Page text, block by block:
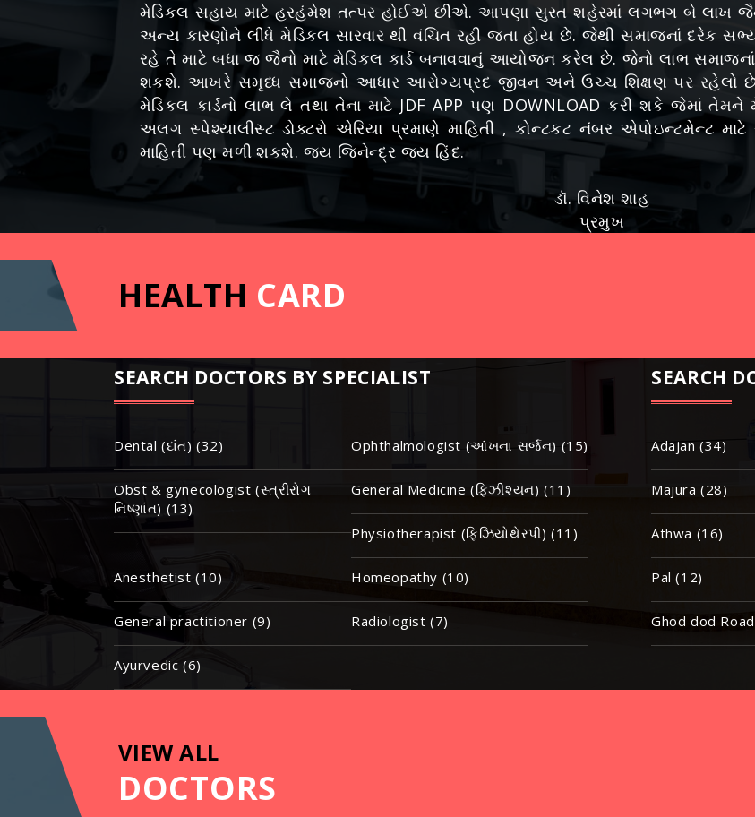
મેડિકલ સહાય માટે હરહંમેશ તત્પર હોઈએ છીએ. આપણા સુરત શહેરમાં લગભગ બે લાખ
અન્ય કારણોને લીધે મેડિકલ સારવાર થી વંચિત રહી જતા હોય છે. જેથી સમાજનાં દરેક
રહે તે માટે બધા જ જૈનો માટે મેડિકલ કાર્ડ બનાવવાનું આયોજન કરેલ છે. જેનો લાભ
શકશે. આખરે સમૃધ્ધ સમાજનો આધાર આરોગ્યપ્રદ જીવન અને ઉચ્ચ શિક્ષણ પર રહેલો
મેડિકલ કાર્ડનો લાભ લે તથા તેના માટે JDF APP પણ DOWNLOAD કરી શકે જેમાં
અલગ સ્પેશ્યાલીસ્ટ ડોક્ટરો એરિયા પ્રમાણે માહિતી , કોન્ટકટ નંબર એપોઇન્ટમેન્ટ
માહિતી પણ મળી શકશે. જય જિનેન્દ્ર જય હિંદ.
ડૉ. વિનેશ શાહ
પ્રમુખ
HEALTH CARD
SEARCH DOCTORS BY SPECIALIST
Dental (દાંત) (32) Ophthalmologist (આંખના સર્જન) (15)
Obst & gynecologist (સ્ત્રીરોગ
નિષ્ણાંત) (13)
General Medicine (ફિઝીશ્યન) (11)
Physiotherapist (ફિઝિયોથેરપી) (11)
Anesthetist (10) Homeopathy (10)
General practitioner (9) Radiologist (7)
Ayurvedic (6)
SEARCH
Adajan (34)
Majura (28)
Athwa (16)
Pal (12)
Ghod dod
VIEW ALL
DOCTORS